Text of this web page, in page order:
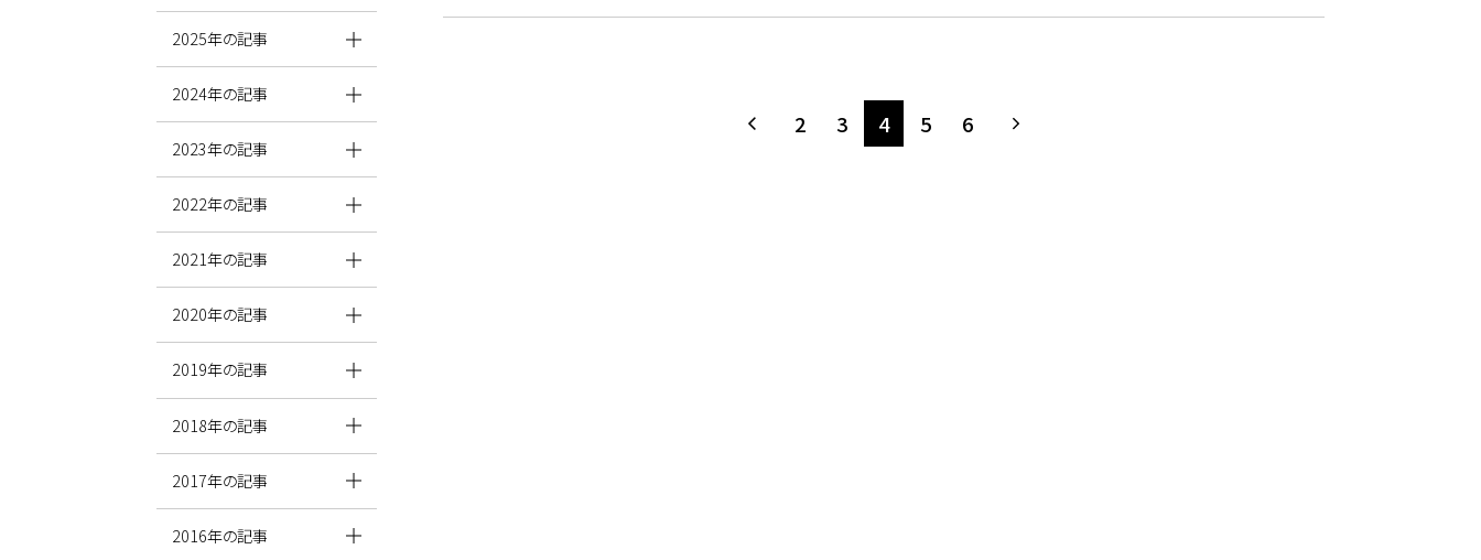
2 3 4 5 6
2025年の記事
2024年の記事
2023年の記事
2022年の記事
2021年の記事
2020年の記事
2019年の記事
2018年の記事
2017年の記事
2016年の記事